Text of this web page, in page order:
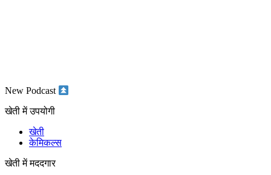
New Podcast
खेती में उपयोगी
खेती
केमिकल्स
खेती में मददगार